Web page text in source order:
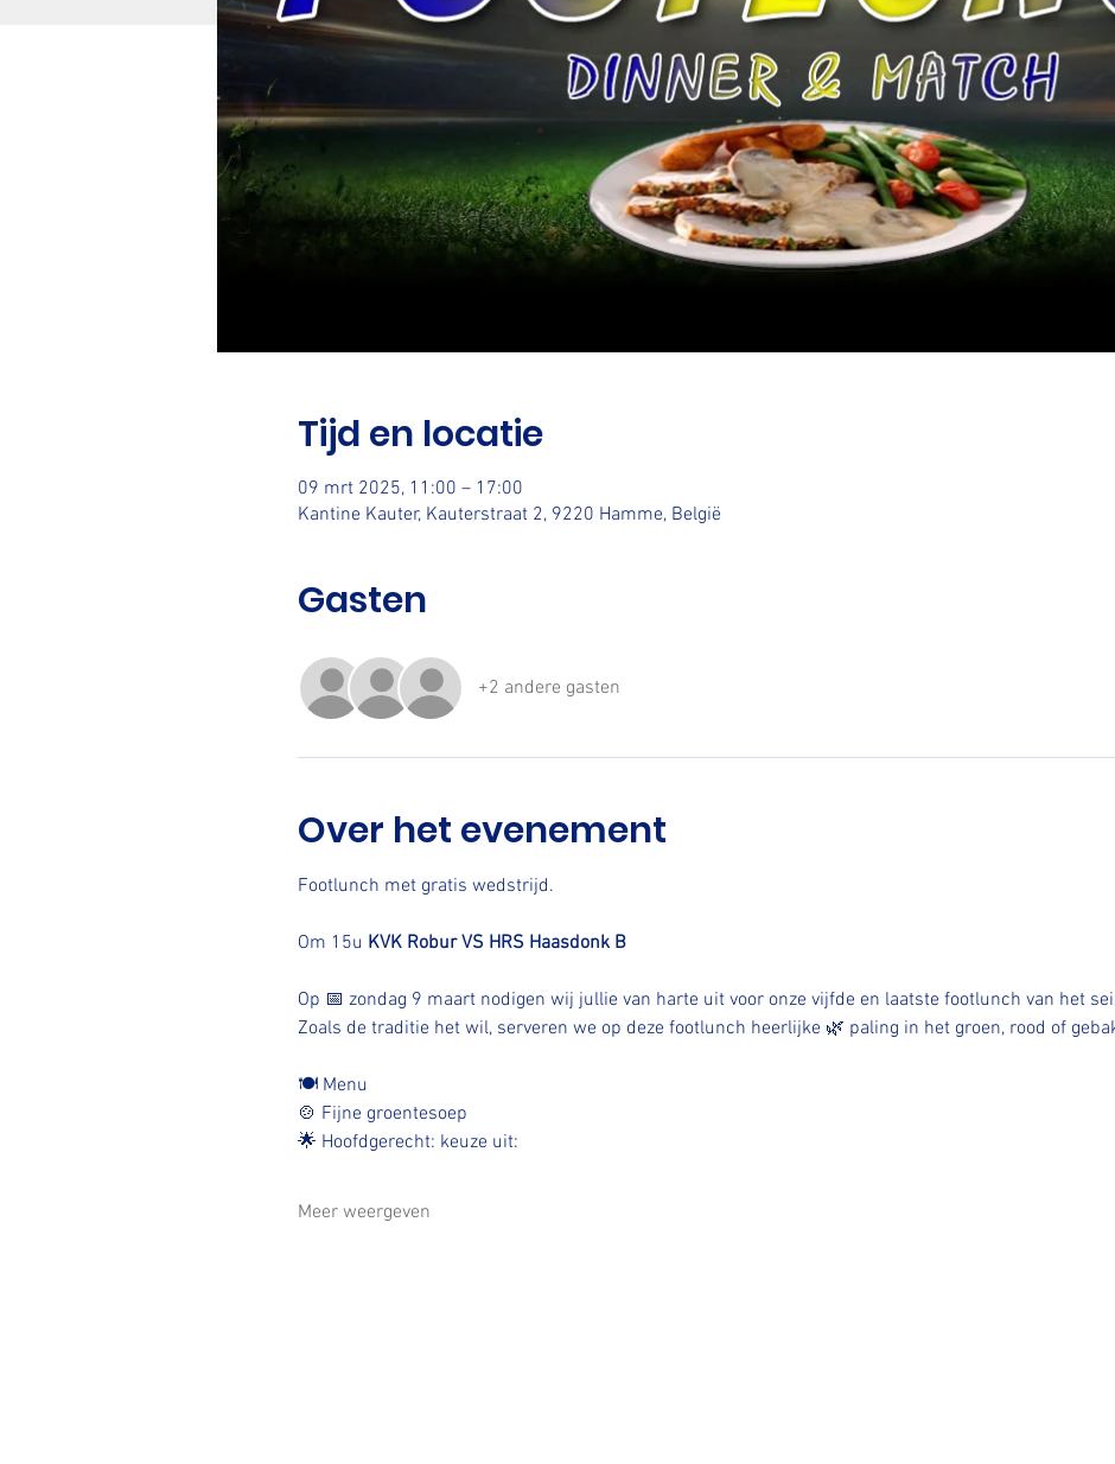
Tijd en locatie
09 mrt 2025, 11:00 – 17:00
Kantine Kauter, Kauterstraat 2, 9220 Hamme, België
Gasten
+2 andere gasten
Over het evenement
Footlunch met gratis wedstrijd.
Om 15u KVK Robur VS HRS Haasdonk B
Op 📅 zondag 9 maart nodigen wij jullie van harte uit voor onze vijfde en laatste footlunch van het
Zoals de traditie het wil, serveren we op deze footlunch heerlijke 🌿 paling in het groen, rood of
🍽️ Menu
🍲 Fijne groentesoep
🌟 Hoofdgerecht: keuze uit:
Meer weergeven